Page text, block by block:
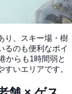
り、スキー場・樹
るのも便利なポイ
からも1時間弱と
いエリアです。